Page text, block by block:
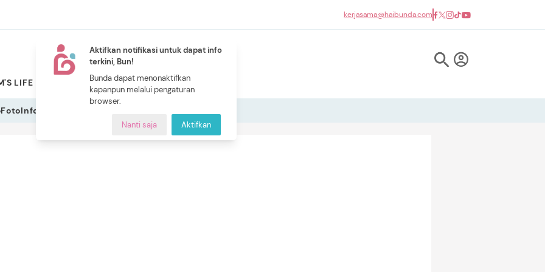
Aktifkan notifikasi untuk dapat info
terkini, Bun!
Bunda dapat menonaktifkan
kapanpun melalui pengaturan
browser.
Nanti saja Aktifkan
kerjasama@haibunda.com
LIFE PILIHAN BUNDA
NEW
CERITA BUNDA
FotoInfografis